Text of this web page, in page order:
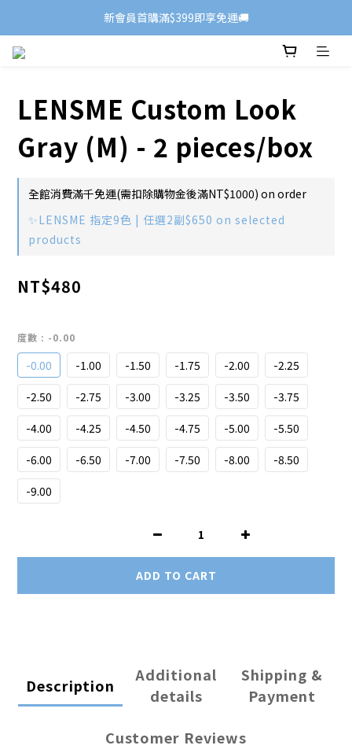
新會員首購滿$399即享免運🚚
LENSME Custom Look
Gray (M) - 2 pieces/box
全館消費滿千免運(需扣除購物金後滿NT$1000) on order
✨LENSME 指定9色 | 任選2副$650 on selected
products
NT$480
度數 : -0.00
-0.00 -1.00 -1.50 -1.75 -2.00
-2.25
-2.50
-2.75 -3.00 -3.25 -3.50
-3.75
-4.00
-4.25 -4.50 -4.75 -5.00
-5.50
-6.00
-6.50 -7.00 -7.50 -8.00
-8.50
-9.00
ADD TO CART
Description
Additional
details
Shipping &
Payment
Customer Reviews